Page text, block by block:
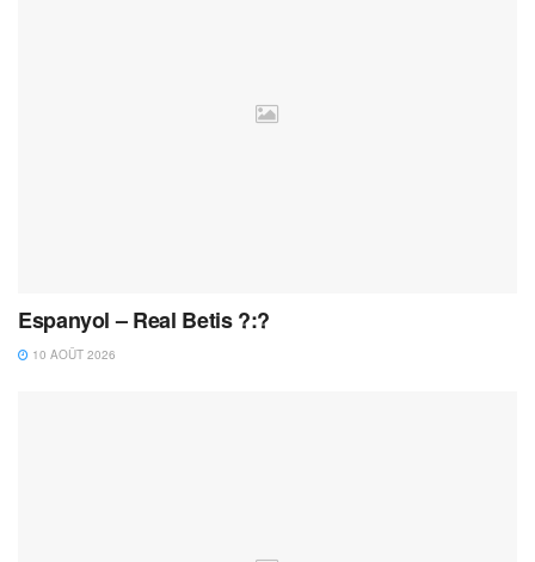
Espanyol – Real Betis ?:?
10 AOÛT 2026